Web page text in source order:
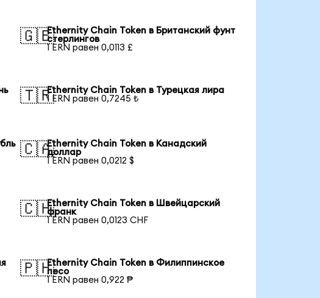
🇬🇧Ethernity Chain Token в Британский фунт
стерлингов
1 ERN равен 0,0113 £
🇹🇷Ethernity Chain Token в Турецкая лира
1 ERN равен 0,7245 ₺
🇨🇦Ethernity Chain Token в Канадский
доллар
1 ERN равен 0,0212 $
🇨🇭Ethernity Chain Token в Швейцарский
франк
1 ERN равен 0,0123 CHF
🇵🇭Ethernity Chain Token в Филиппинское
песо
1 ERN равен 0,922 ₱